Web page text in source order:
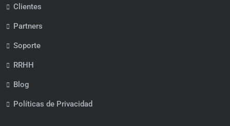
Clientes
Partners
Soporte
RRHH
Blog
Políticas de Privacidad